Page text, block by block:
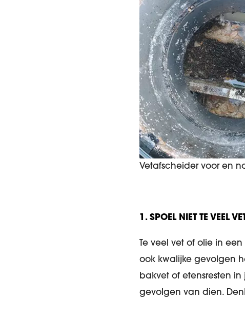
Vetafscheider voor en
1. SPOEL NIET TE VEEL
Te veel vet of olie in
ook kwalijke gevolgen
bakvet of etensresten
gevolgen van dien.